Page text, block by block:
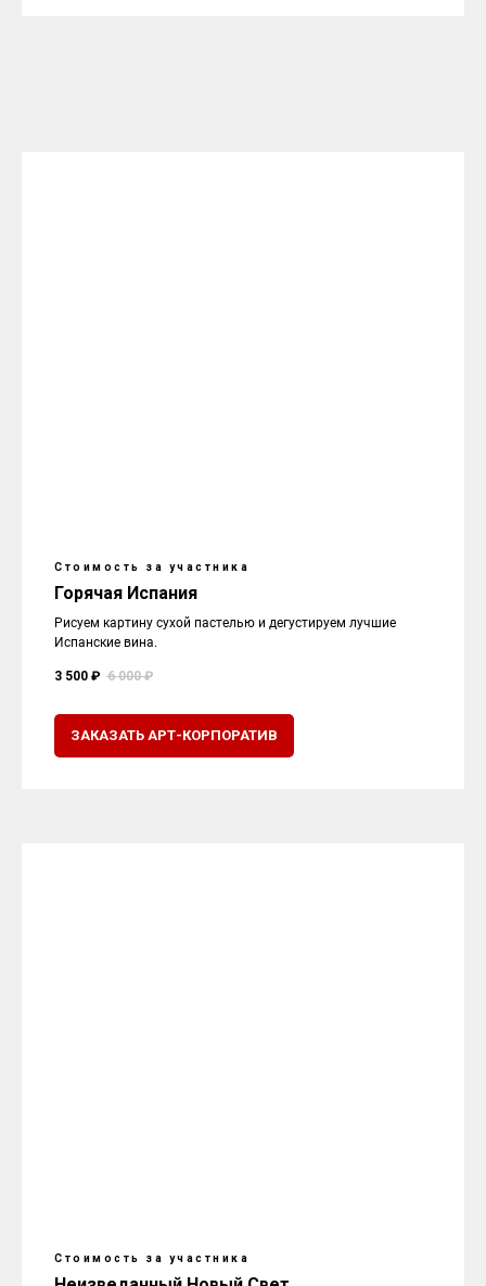
Стоимость за участника
Горячая Испания
Рисуем картину сухой пастелью и дегустируем лучшие
Испанские вина.
3 500 ₽ 6 000 ₽
ЗАКАЗАТЬ АРТ-КОРПОРАТИВ
Стоимость за участника